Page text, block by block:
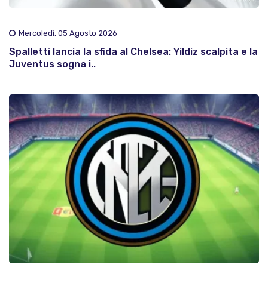
Mercoledì, 05 Agosto 2026
Spalletti lancia la sfida al Chelsea: Yildiz scalpita e la
Juventus sogna i..